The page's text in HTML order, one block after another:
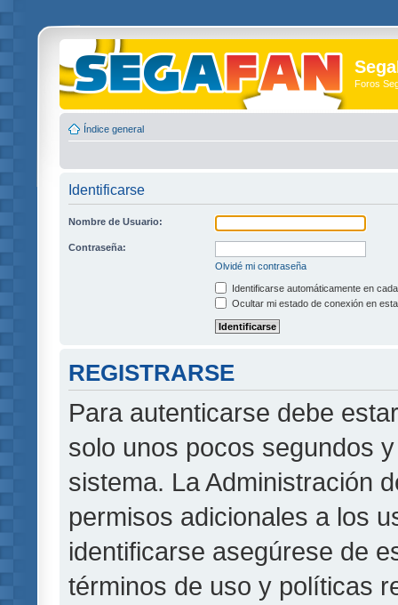
Foros
Índice general
Identificarse
Nombre de Usuario:
Contraseña:
Olvidé mi contraseña
Identificarse automáticamente en
Ocultar mi estado de conexión en
REGISTRARSE
Para autenticarse debe
solo unos pocos segundos
sistema. La Administración
permisos adicionales a los
identificarse asegúrese de
términos de uso y políticas